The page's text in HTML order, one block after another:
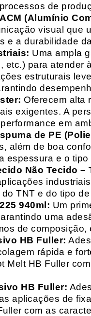
de
(Alumínio
visual que
e a durabilidade
Uma ampla
etc.) para atender
estruturais
Oferecem alta
exigentes. A
em
de PE
além de boa
espessura e o
Não Tecido –
TNT e do tipo
940ml: Um
uma
de
HB Fuller:
rápida e
Melt HB Fuller
HB Fuller:
aplicações de
com as